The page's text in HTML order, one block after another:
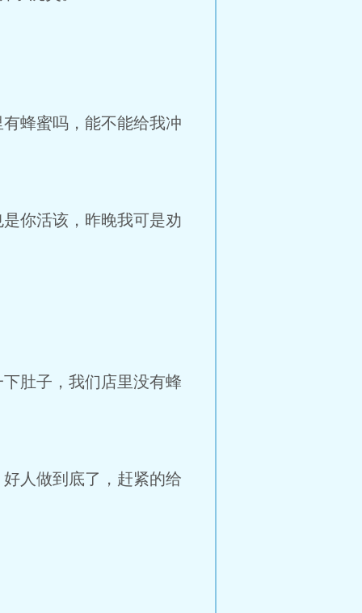
蜂蜜吗，能不能给我冲
你活该，昨晚我可是劝
肚子，我们店里没有蜂
人做到底了，赶紧的给